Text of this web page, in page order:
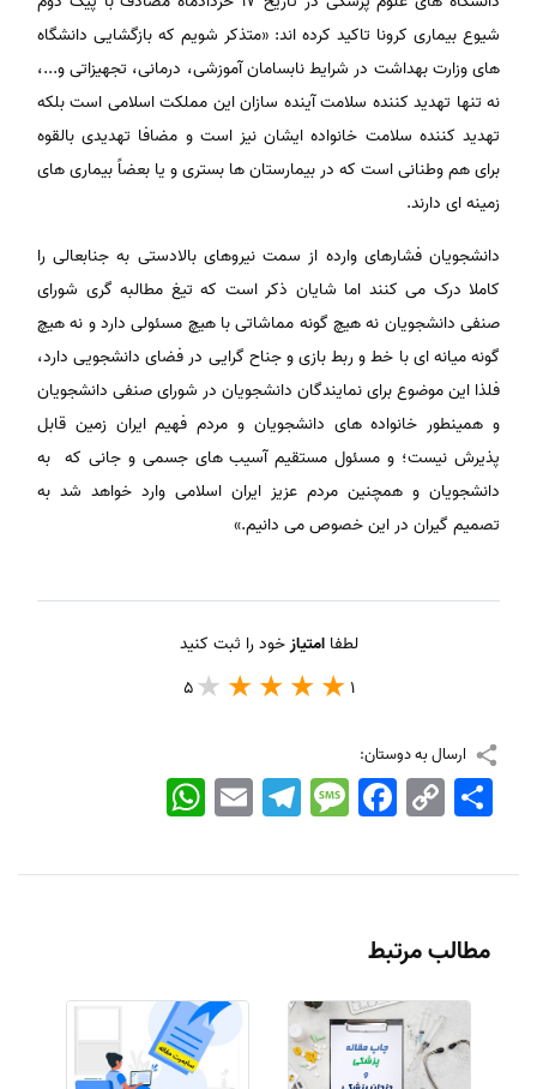
شیوع بیماری کرونا تاکید کرده اند: «متذکر شویم که بازگشایی دانشگاه
های وزارت بهداشت در شرایط نابسامان آموزشی، درمانی، تجهیزاتی و...،
نه تنها تهدید کننده سلامت آینده سازان این مملکت اسلامی است بلکه
تهدید کننده سلامت خانواده ایشان نیز است و مضافا تهدیدی بالقوه
برای هم وطنانی است که در بیمارستان ها بستری و یا بعضاً بیماری های
زمینه ای دارند.
دانشجویان فشارهای وارده از سمت نیروهای بالادستی به جنابعالی را
کاملا درک می کنند اما شایان ذکر است که تیغ مطالبه گری شورای
صنفی دانشجویان نه هیچ گونه مماشاتی با هیچ مسئولی دارد و نه هیچ
گونه میانه ای با خط و ربط بازی و جناح گرایی در فضای دانشجویی دارد،
فلذا این موضوع برای نمایندگان دانشجویان در شورای صنفی دانشجویان
و همینطور خانواده های دانشجویان و مردم فهیم ایران زمین قابل
پذیرش نیست؛ و مسئول مستقیم آسیب های جسمی و جانی که به
دانشجویان و همچنین مردم عزیز ایران اسلامی وارد خواهد شد به
تصمیم گیران در این خصوص می‌ دانیم.»
لطفاامتیازخود را ثبت کنید
1
5
ارسال به دوستان:
WhatsApp EmailTelegramMessageFacebook Copy
Link
اشتراک
مطالب مرتبط